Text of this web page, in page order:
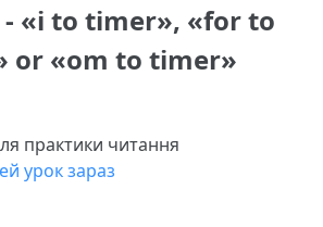
- «i to timer», «for to
or «om to timer»
практики читання
урок зараз